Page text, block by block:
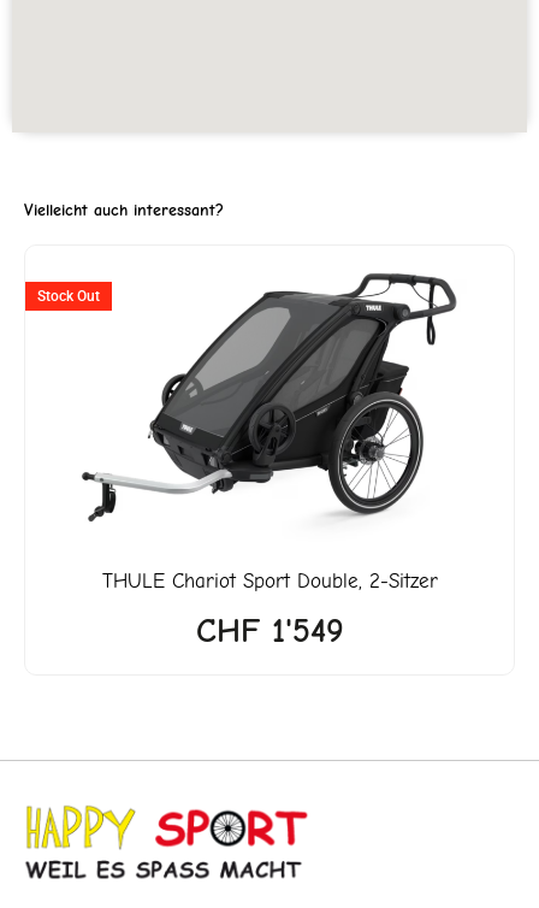
Vielleicht auch interessant?
Stock Out
THULEChariot Sport Double, 2-Sitzer
CHF1'549